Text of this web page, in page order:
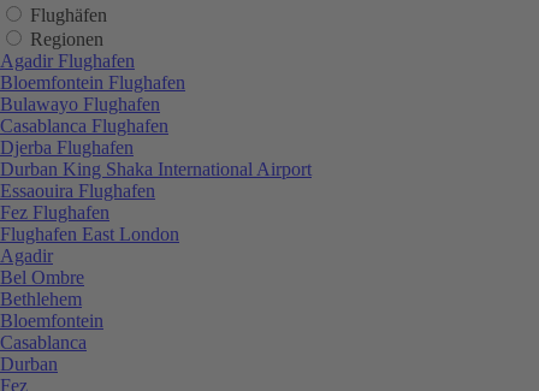
Flughäfen
Regionen
Agadir Flughafen
Bloemfontein Flughafen
Bulawayo Flughafen
Casablanca Flughafen
Djerba Flughafen
Durban King Shaka International Airport
Essaouira Flughafen
Fez Flughafen
Flughafen East London
Agadir
Bel Ombre
Bethlehem
Bloemfontein
Casablanca
Durban
Fez